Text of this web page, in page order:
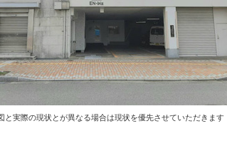
と実際の現状とが異なる場合は現状を優先させていただきます